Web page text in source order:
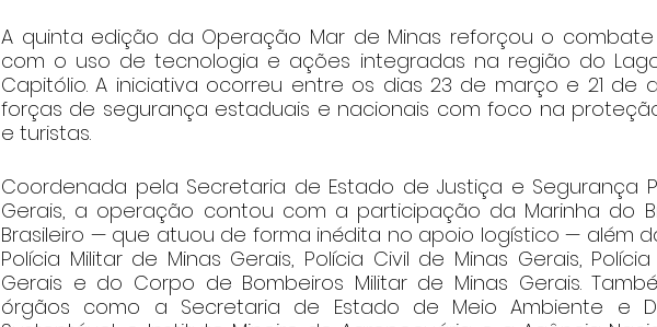
A quinta edição da Operação Mar de Minas reforçou o
com o uso de tecnologia e ações integradas na região do
Capitólio. A iniciativa ocorreu entre os dias 23 de março e 21 de
forças de segurança estaduais e nacionais com foco na
e turistas.
Coordenada pela Secretaria de Estado de Justiça e Segurança
Gerais, a operação contou com a participação da Marinha do
Brasileiro — que atuou de forma inédita no apoio logístico — além
Polícia Militar de Minas Gerais, Polícia Civil de Minas Gerais,
Gerais e do Corpo de Bombeiros Militar de Minas Gerais.
órgãos como a Secretaria de Estado de Meio Ambiente e